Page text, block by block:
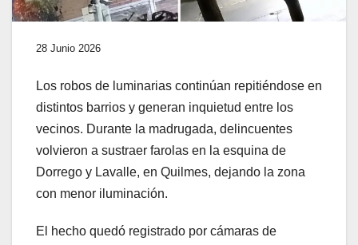
28 Junio 2026
Los robos de luminarias continúan repitiéndose en
distintos barrios y generan inquietud entre los
vecinos. Durante la madrugada, delincuentes
volvieron a sustraer farolas en la esquina de
Dorrego y Lavalle, en Quilmes, dejando la zona
con menor iluminación.
El hecho quedó registrado por cámaras de